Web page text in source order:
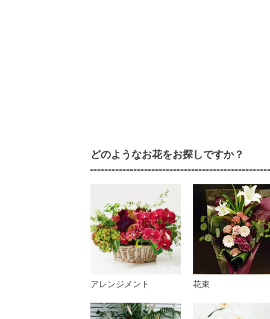
どのようなお花をお探しですか？
アレンジメント 花束